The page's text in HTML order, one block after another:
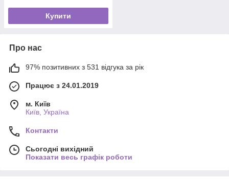
Купити
Про нас
97% позитивних з 531 відгука за рік
Працює з 24.01.2019
м. Київ
Київ, Україна
Контакти
Сьогодні вихідний
Показати весь графік роботи